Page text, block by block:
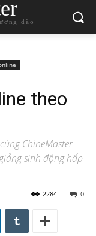
đào
theo
ChineMaster
sinh động hấp
0
2284